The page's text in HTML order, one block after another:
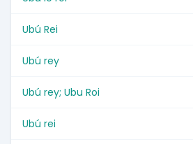
Ubú Rei
Ubú rey
Ubú rey; Ubu Roi
Ubú rei